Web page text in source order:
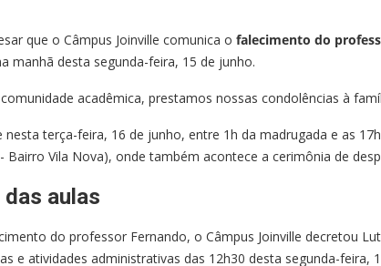
que o Câmpus Joinville comunica o falecimento do
manhã desta segunda-feira, 15 de junho.
acadêmica, prestamos nossas condolências à
terça-feira, 16 de junho, entre 1h da madrugada e as
Bairro Vila Nova), onde também acontece a cerimônia de
aulas
do professor Fernando, o Câmpus Joinville decretou
e atividades administrativas das 12h30 desta segunda-feira,